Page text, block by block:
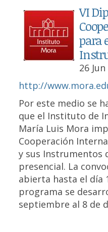
VI
para
26
http://
Por este medio se
que el Instituto de
María Luis Mora
Cooperación
y sus Instrumentos
presencial. La
abierta hasta el día
programa se
septiembre al 8 de